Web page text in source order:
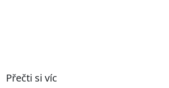
Přečti si víc